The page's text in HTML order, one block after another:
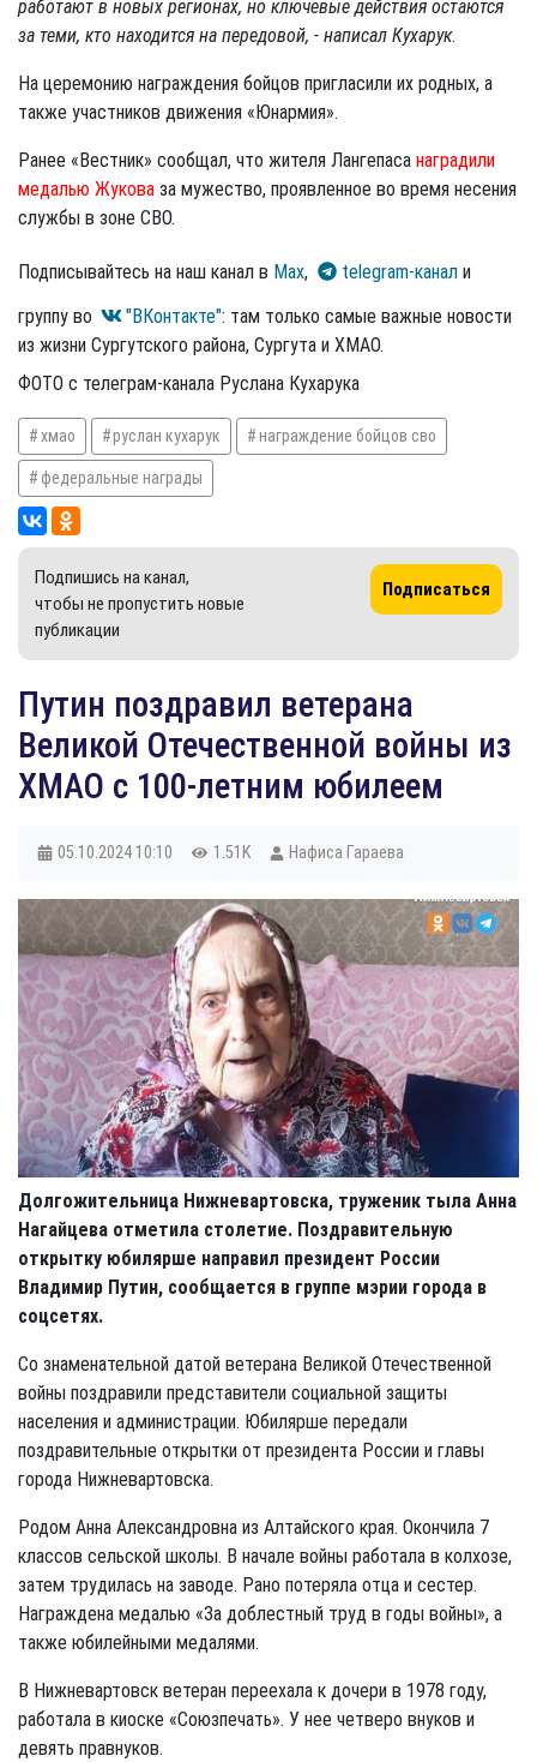
работают в новых регионах, но ключевые действия остаются
за теми, кто находится на передовой, - написал Кухарук.
На церемонию награждения бойцов пригласили их родных, а
также участников движения «Юнармия».
Ранее «Вестник» сообщал, что жителя Лангепаса наградили
медалью Жукова за мужество, проявленное во время несения
службы в зоне СВО.
Подписывайтесь на наш канал в Max, telegram-канал и
группу во
"ВКонтакте": там только самые важные новости
из жизни Сургутского района, Сургута и ХМАО.
ФОТО с телеграм-канала Руслана Кухарука
хмао руслан кухарук награждение бойцов сво
федеральные награды
Подпишись на канал,
чтобы не пропустить новые
публикации
Подписаться
Путин поздравил ветерана
Великой Отечественной войны из
ХМАО с 100-летним юбилеем
05.10.2024 10:10 1.51K Нафиса Гараева
Долгожительница Нижневартовска, труженик тыла Анна
Нагайцева отметила столетие. Поздравительную
открытку юбилярше направил президент России
Владимир Путин, сообщается в группе мэрии города в
соцсетях.
Со знаменательной датой ветерана Великой Отечественной
войны поздравили представители социальной защиты
населения и администрации. Юбилярше передали
поздравительные открытки от президента России и главы
города Нижневартовска.
Родом Анна Александровна из Алтайского края. Окончила 7
классов сельской школы. В начале войны работала в колхозе,
затем трудилась на заводе. Рано потеряла отца и сестер.
Награждена медалью «За доблестный труд в годы войны», а
также юбилейными медалями.
В Нижневартовск ветеран переехала к дочери в 1978 году,
работала в киоске «Союзпечать». У нее четверо внуков и
девять правнуков.